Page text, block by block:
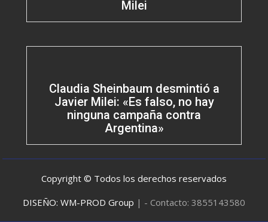
Milei
Claudia Sheinbaum desmintió a
Javier Milei: «Es falso, no hay
ninguna campaña contra
Argentina»
Copyright © Todos los derechos reservados
DISEÑO: WM-PROD Group | - Contacto: 3855143580